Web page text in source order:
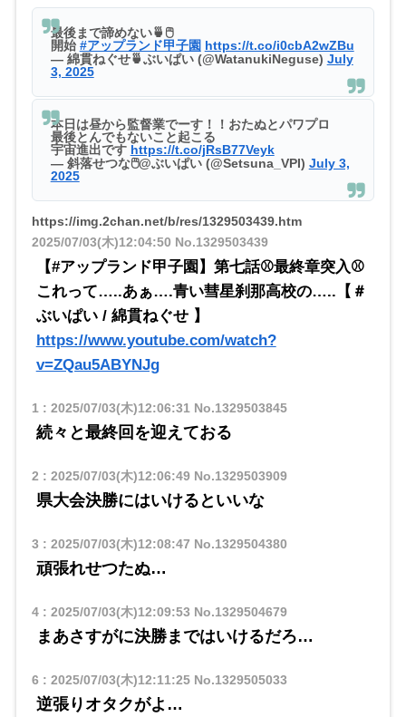
最後まで諦めない🍵🖱
開始 #アップランド甲子園 https://t.co/i0cbA2wZBu
— 綿貫ねぐせ🍵ぶいぱい (@WatanukiNeguse) July
3, 2025
本日は昼から監督業でーす！！おたぬとパワプロ
最後とんでもないこと起こる
宇宙進出です https://t.co/jRsB77Veyk
— 斜落せつな🖱@ぶいぱい (@Setsuna_VPI) July 3,
2025
https://img.2chan.net/b/res/1329503439.htm
2025/07/03(木)12:04:50 No.1329503439
【#アップランド甲子園】第七話⚾最終章突入⚾
これって…..あぁ….青い彗星刹那高校の…..【＃
ぶいぱい / 綿貫ねぐせ 】
https://www.youtube.com/watch?
v=ZQau5ABYNJg
1 : 2025/07/03(木)12:06:31 No.1329503845
続々と最終回を迎えておる
2 : 2025/07/03(木)12:06:49No.1329503909
県大会決勝にはいけるといいな
3 : 2025/07/03(木)12:08:47 No.1329504380
頑張れせつたぬ…
4: 2025/07/03(木)12:09:53 No.1329504679
まあさすがに決勝まではいけるだろ…
6 : 2025/07/03(木)12:11:25No.1329505033
逆張りオタクがよ…